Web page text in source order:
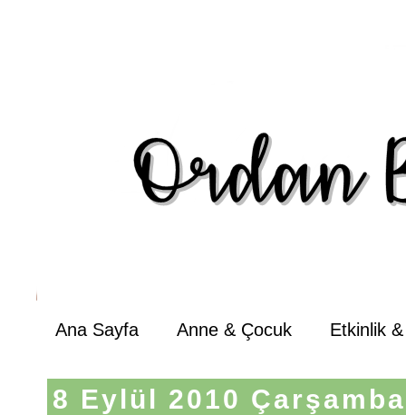
Ana Sayfa Anne & Çocuk Etkinlik
8 Eylül 2010 Çarşamba